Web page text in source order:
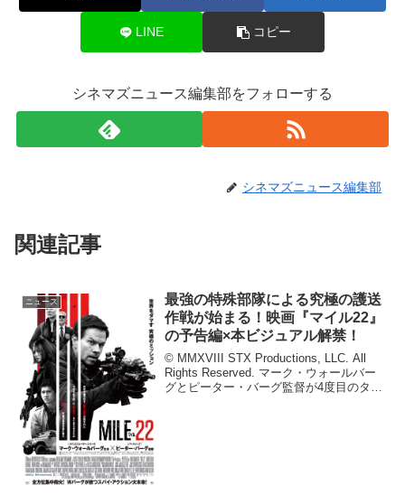
LINE コピー
シネマズニュース編集部をフォローする
シネマズニュース編集部
関連記事
ニュース
最強の特殊部隊による究極の護送
作戦が始まる！映画『マイル22』
の予告編×本ビジュアル解禁！
© MMXVIII STX Productions, LLC. All
Rights Reserved. マーク・ウォールバー
グとピーター・バーグ監督が4度目のタッ